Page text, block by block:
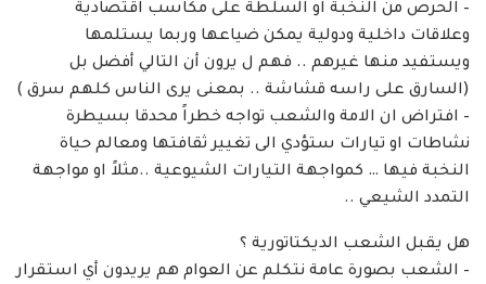
– الحرص من النخبة او السلطة على مكاسب اقتصادية
وعلاقات داخلية ودولية يمكن ضياعها وربما يستلمها
ويستفيد منها غيرهم .. فهم ل يرون أن التالي أفضل بل
(السارق على راسه قشاشة .. بمعنى يرى الناس كلهم سرق )
– افتراض ان الامة والشعب تواجه خطراً محدقا بسيطرة
نشاطات او تيارات ستؤدي الى تغيير ثقافتها ومعالم حياة
النخبة فيها … كمواجهة التيارات الشيوعية ..مثلاً او مواجهة
التمدد الشيعي ..
هل يقبل الشعب الديكتاتورية ؟
– الشعب بصورة عامة نتكلم عن العوام هم يريدون أي استقرار